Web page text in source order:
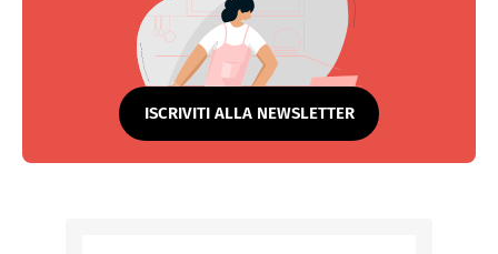
ISCRIVITI ALLA NEWSLETTER